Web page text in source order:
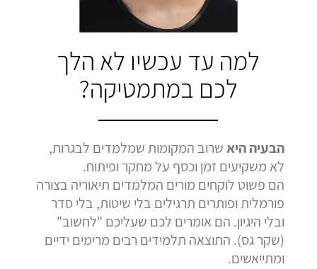
לחץ לצפייה
בהמלצה בהמלצה
לחץ לצפייה
בהמלצה
למה עד עכשיו לא הלך
לכם במתמטיקה?
הבעיה היאשרוב המקומות שמלמדים לבגרות,
לא משקיעים זמן וכסף על מחקר ופיתוח.
הם פשוט לוקחים מורים המלמדים תיאוריה בצורה
פורמלית ופותרים תרגילים בלי שיטות, בלי סדר
ובלי היגיון. הם אומרים לכם שעליכם "לחשוב"
(שקר גס). התוצאה תלמידים רבים מרימים ידיים
ומתייאשים.